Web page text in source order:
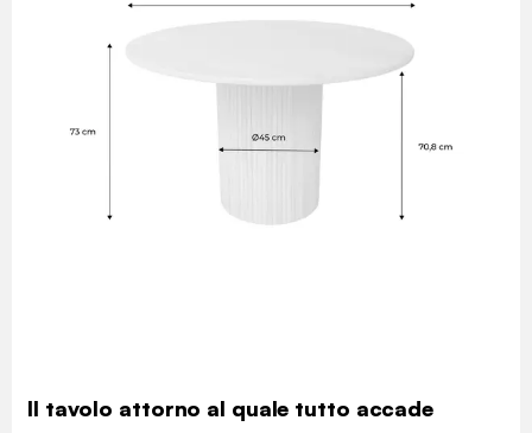
Il tavolo attorno al quale tutto accade